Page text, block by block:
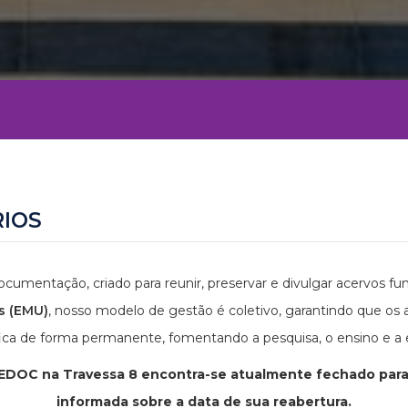
criado para reunir, preservar e divulgar acervos
(EMU), nosso modelo de gestão é coletivo, garantindo que os
de forma permanente, fomentando a pesquisa, o ensino e a
na Travessa 8 encontra-se atualmente fechado
informada sobre a data de sua reabertura.